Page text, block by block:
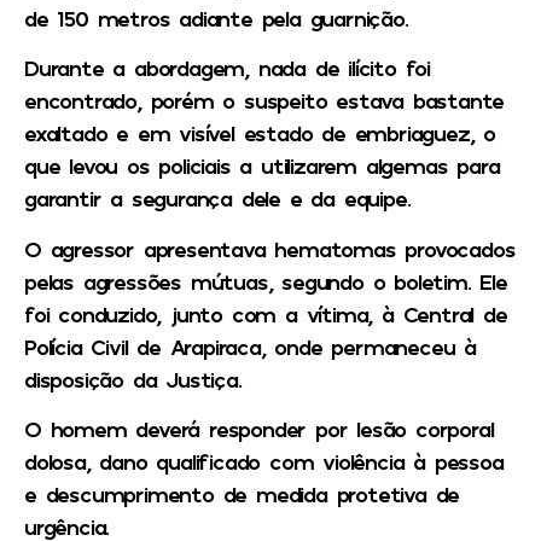
de 150 metros adiante pela guarnição.
Durante a abordagem, nada de ilícito foi
encontrado, porém o suspeito estava bastante
exaltado e em visível estado de embriaguez, o
que levou os policiais a utilizarem algemas para
garantir a segurança dele e da equipe.
O agressor apresentava hematomas provocados
pelas agressões mútuas, segundo o boletim. Ele
foi conduzido, junto com a vítima, à Central de
Polícia Civil de Arapiraca, onde permaneceu à
disposição da Justiça.
O homem deverá responder por lesão corporal
dolosa, dano qualificado com violência à pessoa
e descumprimento de medida protetiva de
urgência.